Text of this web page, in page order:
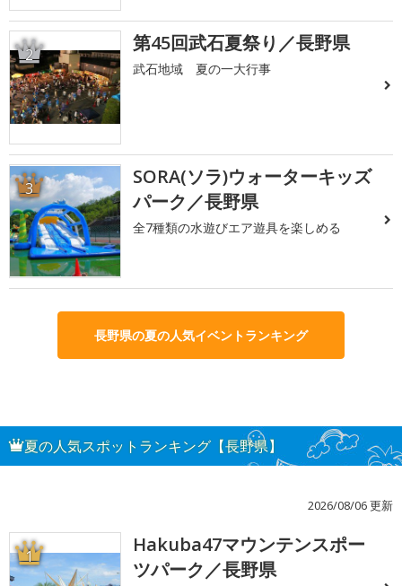
2 第45回武石夏祭り／長野県
武石地域 夏の一大行事
3
SORA(ソラ)ウォーターキッズ
パーク／長野県
全7種類の水遊びエア遊具を楽しめる
長野県の夏の人気イベントランキング
夏の人気スポットランキング【長野県】
2026/08/06 更新
1
Hakuba47マウンテンスポー
ツパーク／長野県